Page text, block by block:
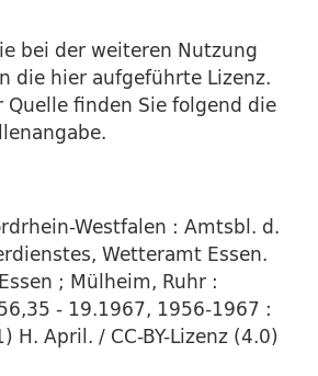
bei der weiteren Nutzung
die hier aufgeführte Lizenz.
finden Sie folgend die
Westfalen : Amtsbl. d.
Wetteramt Essen.
; Mülheim, Ruhr :
- 19.1967, 1956-1967 :
H. April. / CC-BY-Lizenz (4.0)